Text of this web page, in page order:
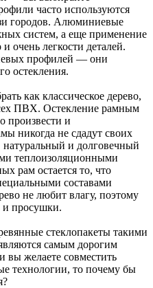
часто используются
городов. Алюминиевые
систем, а еще применение
очень легкости деталей.
профилей — они
остекления.
как классическое дерево,
ПВХ. Остекление рамным
произвести и
никогда не сдадут своих
и долговечный
теплоизоляционными
рам остается то, что
составами
не любит влагу, поэтому
и просушки.
стеклопакеты такими
самым дорогим
вы желаете совместить
технологии, то почему бы